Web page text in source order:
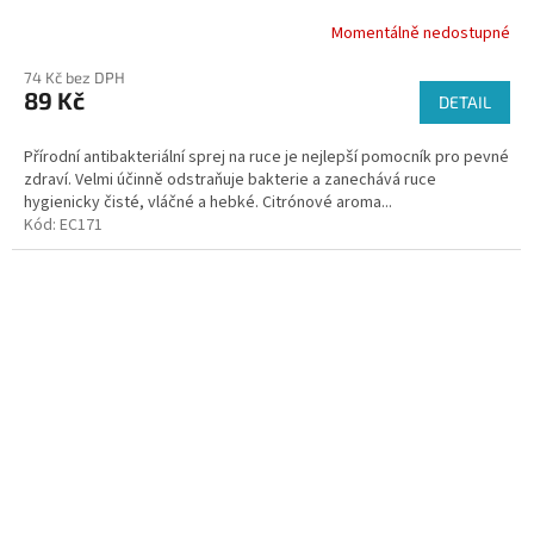
Momentálně nedostupné
74 Kč bez DPH
89 Kč DETAIL
Přírodní antibakteriální sprej na ruce je nejlepší pomocník pro pevné
zdraví. Velmi účinně odstraňuje bakterie a zanechává ruce
hygienicky čisté, vláčné a hebké. Citrónové aroma...
Kód: EC171